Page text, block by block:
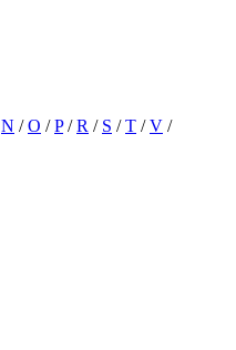
N / O / P / R / S / T / V /